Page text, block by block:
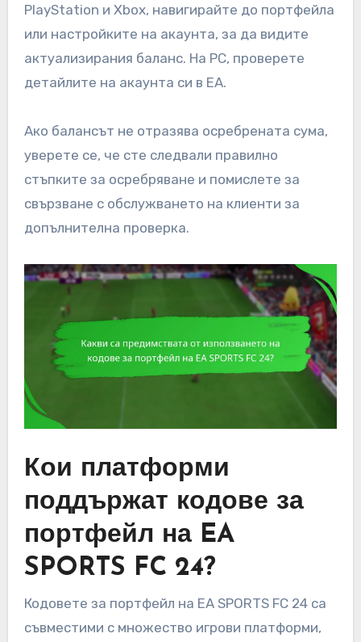
PlayStation и Xbox, навигирайте до портфейла
или настройките на акаунта, за да видите
актуализирания баланс. На PC, проверете
детайлите на акаунта си в EA.
Ако балансът не отразява осребрената сума,
уверете се, че сте следвали правилно
стъпките за осребряване и помислете за
свързване с обслужването на клиенти за
допълнителна проверка.
Кои платформи
поддържат кодове за
портфейл на EA
SPORTS FC 24?
Кодовете за портфейл на EA SPORTS FC 24 са
съвместими с множество игрови платформи,